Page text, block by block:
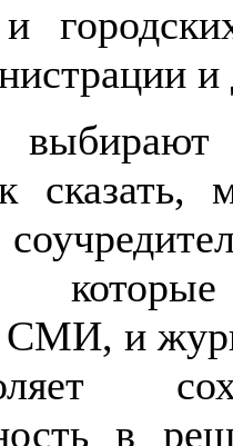
и
СМИ, и
в